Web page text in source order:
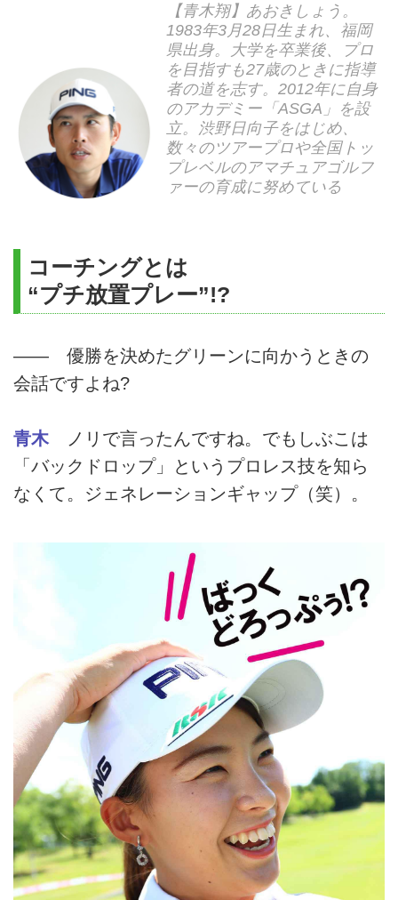
【青木翔】あおきしょう。
1983年3月28日生まれ、福岡
県出身。大学を卒業後、プロ
を目指すも27歳のときに指導
者の道を志す。2012年に自身
のアカデミー「ASGA」を設
立。渋野日向子をはじめ、
数々のツアープロや全国トッ
プレベルのアマチュアゴルフ
ァーの育成に努めている
コーチングとは
“プチ放置プレー”!?
―― 優勝を決めたグリーンに向かうときの
会話ですよね?
青木 ノリで言ったんですね。でもしぶこは
「バックドロップ」というプロレス技を知ら
なくて。ジェネレーションギャップ（笑）。